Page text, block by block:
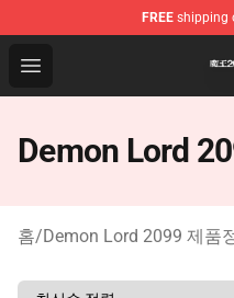
FREE shipping
Open menu
Demon Lord 2099
Demon Lord
홈/Demon Lord 2099 제품